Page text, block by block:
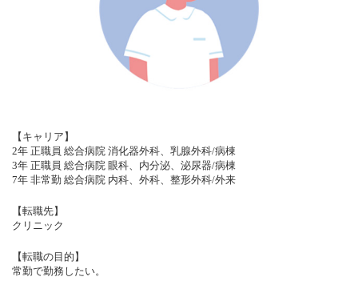
【キャリア】
2年 正職員 総合病院 消化器外科、乳腺外科/病棟
3年 正職員 総合病院 眼科、内分泌、泌尿器/病棟
7年 非常勤 総合病院 内科、外科、整形外科/外来
【転職先】
クリニック
【転職の目的】
常勤で勤務したい。